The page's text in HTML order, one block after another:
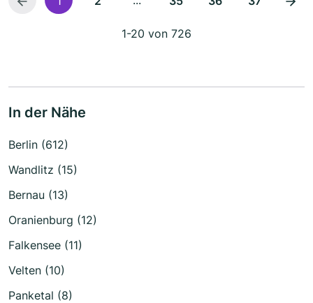
1-20 von 726
In der Nähe
Berlin (612)
Wandlitz (15)
Bernau (13)
Oranienburg (12)
Falkensee (11)
Velten (10)
Panketal (8)